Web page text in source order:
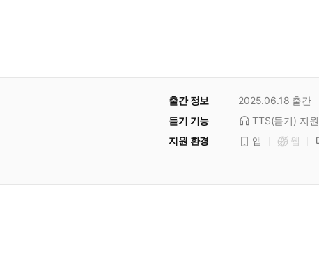
출간 정보 2025.06.18 출간
듣기 기능
TTS(듣기) 지원
지원 환경
앱 웹